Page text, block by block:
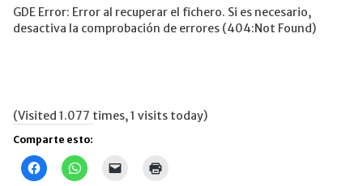
GDE Error: Error al recuperar el fichero. Si es necesario,
desactiva la comprobación de errores (404:Not Found)
(Visited 1.077 times, 1 visits today)
Comparte esto:
Haz
clic
Haz
clic